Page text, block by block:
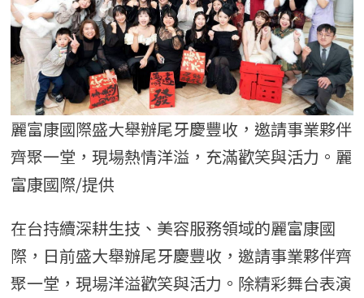
麗富康國際盛大舉辦尾牙慶豐收，邀請事業夥伴
齊聚一堂，現場熱情洋溢，充滿歡笑與活力。麗
富康國際/提供
在台持續深耕生技、美容服務領域的麗富康國
際，日前盛大舉辦尾牙慶豐收，邀請事業夥伴齊
聚一堂，現場洋溢歡笑與活力。除精彩舞台表演